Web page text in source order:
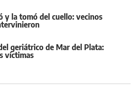
y la tomó del cuello: vecinos
geriátrico de Mar del Plata:
víctimas